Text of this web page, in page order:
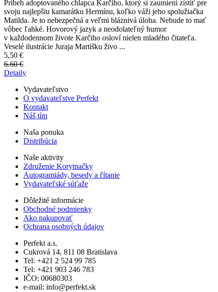
Príbeh adoptovaného chlapca Karčiho, ktorý si zaumieni zistiť pre
svoju najlepšiu kamarátku Hermínu, koľko váži jeho spolužiačka
Matilda. Je to nebezpečná a veľmi bláznivá úloha. Nebude to mať
vôbec ľahké. Hovorový jazyk a neodolateľný humor
v každodennom živote Karčiho osloví nielen mladého čitateľa.
Veselé ilustrácie Juraja Martišku živo ...
5,50 €
6.60 €
Detaily
Vydavateľstvo
O vydavateľstve Perfekt
Kontakt
Náš tím
Naša ponuka
Distribúcia
Naše aktivity
Združenie Korytnačky
Autogramiády, besedy a čítanie
Vydavateľské súťaže
Dôležité informácie
Obchodné podmienky
Ako nakupovať
Ochrana osobných údajov
Perfekt a.s.
Cukrová 14, 811 08 Bratislava
Tel: +421 2 524 99 785
Tel: +421 903 246 783
IČO: 00680303
e-mail: info@perfekt.sk